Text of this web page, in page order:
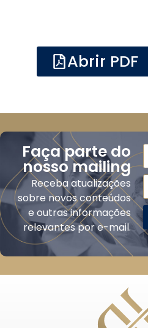
Abrir PDF
Faça parte do
nosso mailing
Receba atualizações
sobre novos conteúdos
e outras informações
relevantes por e-mail.